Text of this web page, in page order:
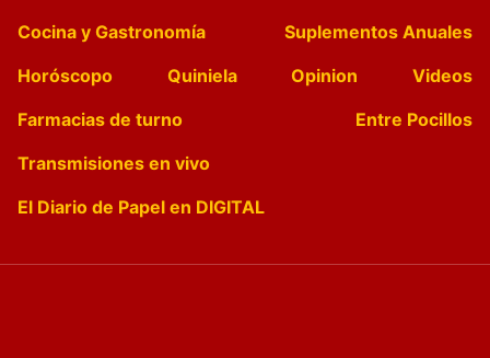
Cocina y Gastronomía
Suplementos Anuales
Horóscopo
Quiniela Opinion
Videos
Farmacias de turno
Entre Pocillos
Transmisiones en vivo
El Diario de Papel en DIGITAL